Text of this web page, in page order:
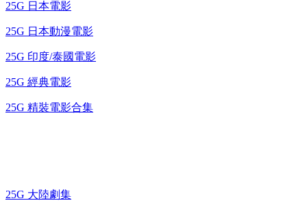
25G 日本電影
25G 日本動漫電影
25G 印度/泰國電影
25G 經典電影
25G 精裝電影合集
25G 大陸劇集